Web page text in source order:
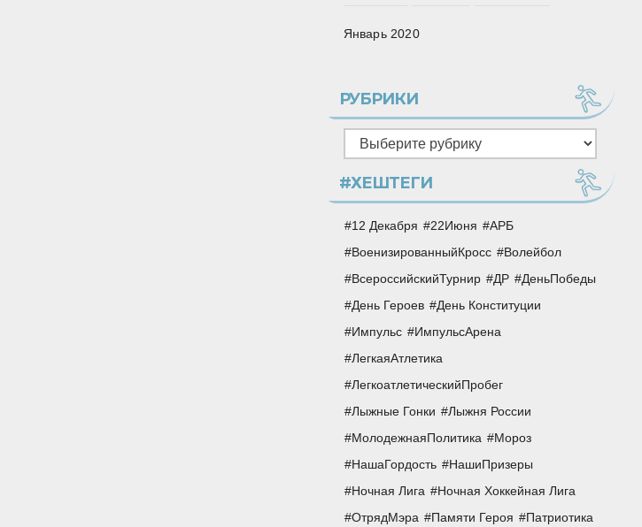
Январь 2020
РУБРИКИ
Рубрики
#ХЕШТЕГИ
12 Декабря 22Июня
АРБ
ВоенизированныйКросс
Волейбол
ВсероссийскийТурнир
ДР
ДеньПобеды
День Героев
День Конституции
Импульс
ИмпульсАрена
ЛегкаяАтлетика
ЛегкоатлетическийПробег
Лыжные Гонки
Лыжня России
МолодежнаяПолитика
Мороз
НашаГордость
НашиПризеры
Ночная Лига
Ночная Хоккейная Лига
ОтрядМэра
Памяти Героя
Патриотика